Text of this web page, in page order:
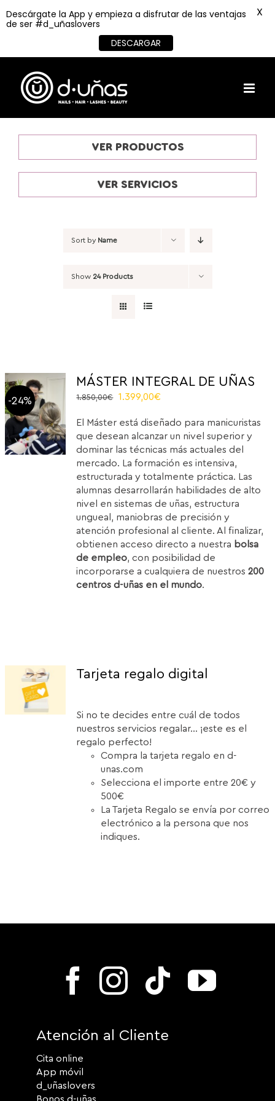
content
VER PRODUCTOS
VER SERVICIOS
Sort by Name
Show 24 Products
-24%
MÁSTER INTEGRAL DE UÑAS
1.850,00€
Original
was:
1.850,00€.
1.399,00€
is:
1.399,00€.
El Máster está diseñado para manicuristas
que desean alcanzar un nivel superior y
dominar las técnicas más actuales del
mercado. La formación es intensiva,
estructurada y totalmente práctica. Las
alumnas desarrollarán habilidades de alto
nivel en sistemas de uñas, estructura
ungueal, maniobras de precisión y
atención profesional al cliente. Al finalizar,
obtienen acceso directo a nuestra bolsa
de empleo, con posibilidad de
incorporarse a cualquiera de nuestros200
centros d-uñas en el mundo.
Tarjeta regalo digital
Si no te decides entre cuál de todos
nuestros servicios regalar... ¡este es el
regalo perfecto!
Compra la tarjeta regalo en d-
unas.com
Selecciona el importe entre 20€ y
500€
La Tarjeta Regalo se envía por correo
electrónico a la persona que nos
indiques.
Atención al Cliente
Cita online
App móvil
d_uñaslovers
Descárgate la App y empieza a disfrutar de las ventajas
de ser #d_uñaslovers
DESCARGAR
X